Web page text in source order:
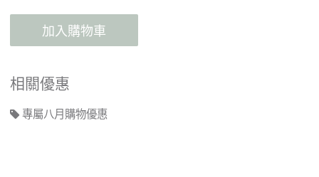
加入購物車
相關優惠
專屬八月購物優惠